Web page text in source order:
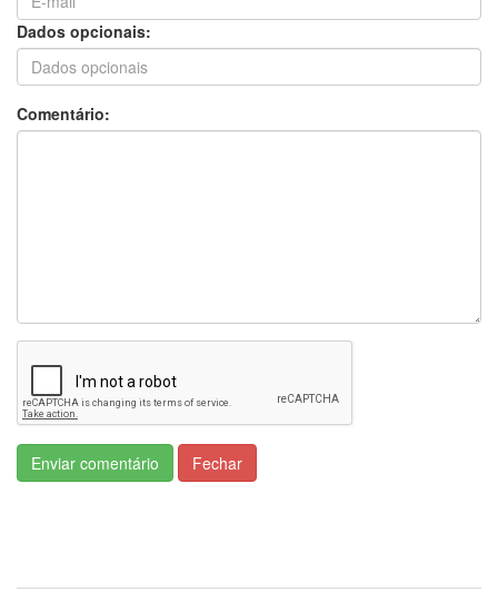
tem aqui", afirmou o prefeito.
Durante a fala, Osmar Fronner mencionou a
importância da rodovia para a economia
"Então nós precisamos, como o senhor falou
(referindo-se ao conselheiro Sérgio Ricardo),
de um projeto. Um projeto definitivo de
solução", disse o prefeito, destacando a
importância de uma abordagem técnica para
superar os desafios.
mencionando os efeitos da pandemia e a
Dados opcionais:
Comentário:
Enviar comentário Fechar